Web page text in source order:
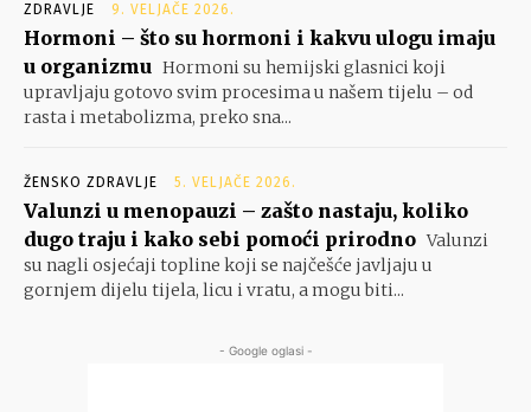
ZDRAVLJE 9. VELJAČE 2026.
Hormoni – što su hormoni i kakvu ulogu imaju
u organizmu Hormoni su hemijski glasnici koji
upravljaju gotovo svim procesima u našem tijelu – od
rasta i metabolizma, preko sna...
ŽENSKO ZDRAVLJE 5. VELJAČE 2026.
Valunzi u menopauzi – zašto nastaju, koliko
dugo traju i kako sebi pomoći prirodno Valunzi
su nagli osjećaji topline koji se najčešće javljaju u
gornjem dijelu tijela, licu i vratu, a mogu biti...
- Google oglasi -